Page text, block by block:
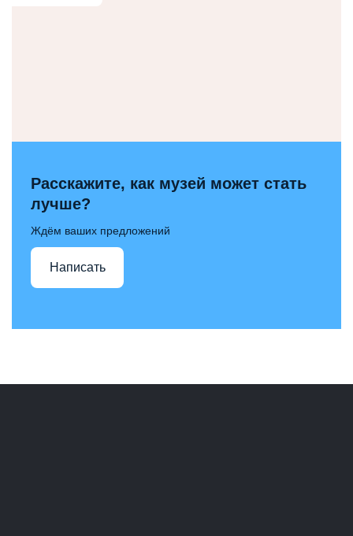
Расскажите, как музей может стать
лучше?
Ждём ваших предложений
Написать